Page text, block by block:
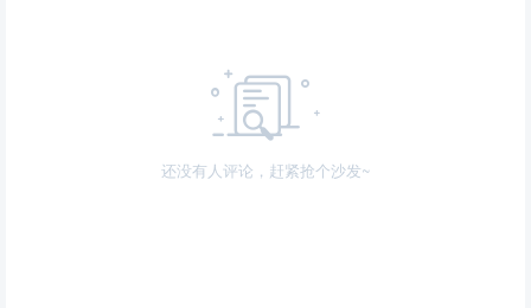
还没有人评论，赶紧抢个沙发~